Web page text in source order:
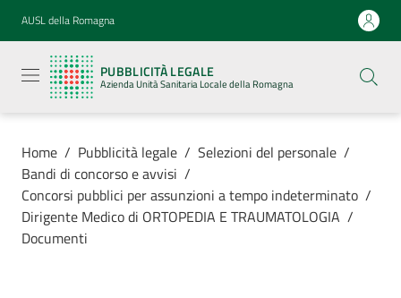
Vai al contenuto
Vai alla navigazione
Vai al footer
AUSL della Romagna
PUBBLICITÀ LEGALE
Azienda Unità Sanitaria Locale della Romagna
legale
Azienda
Unità
Locale della
Azienda
Home / Pubblicità legale / Selezioni del personale /
Bandi di concorso e avvisi /
Concorsi pubblici per assunzioni a tempo indeterminato /
Dirigente Medico di ORTOPEDIA E TRAUMATOLOGIA /
Documenti